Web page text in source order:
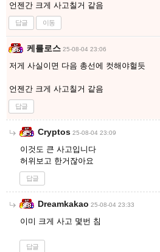
언젠간 크게 사고칠거 같음
답글 이동
케를로스 25-08-04 23:06
저게 사실이면 다음 총선에 컷해야헐듯
언젠간 크게 사고칠거 같음
답글
Cryptos 25-08-04 23:09
이것도 큰 사고입니다
허위보고 한거잖아요
답글
Dreamkakao 25-08-04 23:33
이미 크게 사고 몇번 침
답글